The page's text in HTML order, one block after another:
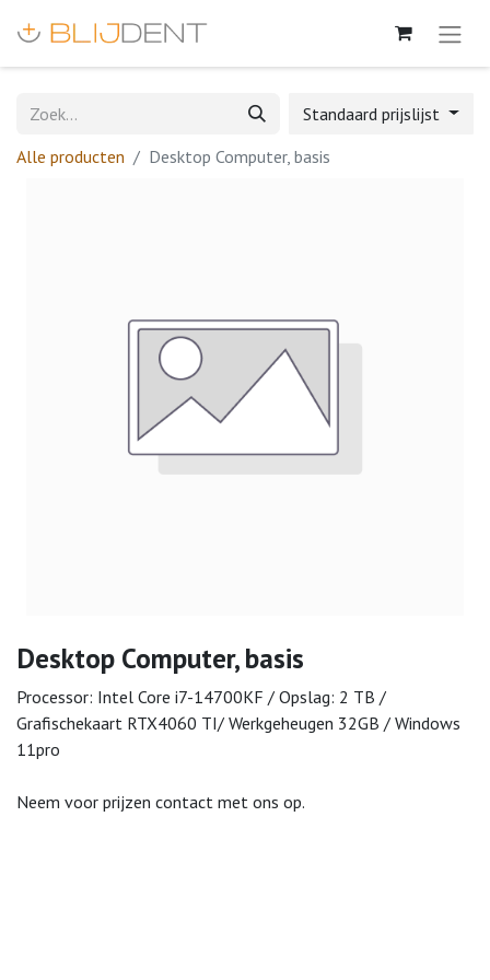
Standaard prijslijst
Alle producten
Desktop Computer, basis
Desktop Computer, basis
Processor: Intel Core i7-14700KF / Opslag: 2 TB /
Grafischekaart RTX4060 TI/ Werkgeheugen 32GB / Windows
11pro
Neem voor prijzen contact met ons op.